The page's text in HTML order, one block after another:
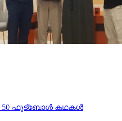
50 ഫുട്ബോൾ കഥകൾ